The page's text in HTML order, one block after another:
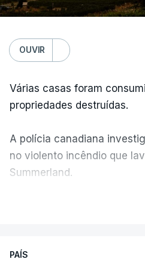
OUVIR
Várias casas foram
propriedades destruídas.
A polícia canadiana
no violento incêndio que
Summerland.
PAÍS